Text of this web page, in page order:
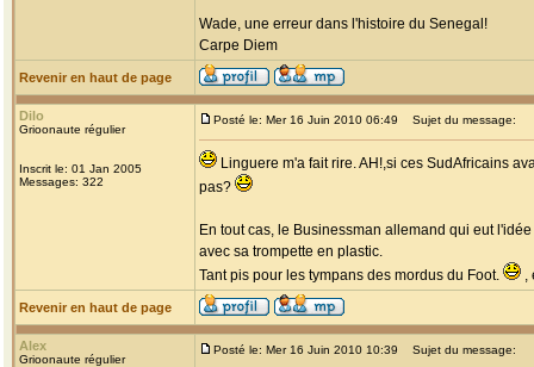
Wade, une erreur dans l'histoire du Senegal!
Carpe Diem
Revenir en haut de page
Dilo
Grioonaute régulier
Inscrit le: 01 Jan 2005
Messages: 322
Posté le: Mer 16 Juin 2010 06:49 Sujet du message:
Linguere m'a fait rire. AH!,si ces SudAfricains
pas?
En tout cas, le Businessman allemand qui eut
avec sa trompette en plastic.
Tant pis pour les tympans des mordus du Foot.
,
Revenir en haut de page
Alex
Grioonaute régulier
Posté le: Mer 16 Juin 2010 10:39 Sujet du message: